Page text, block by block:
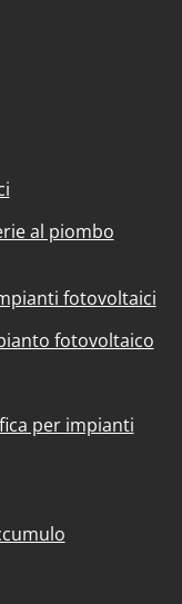
al piombo
fotovoltaici
fotovoltaico
per impianti